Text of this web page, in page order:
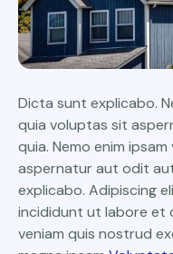
Dicta sunt explicabo.
quia voluptas sit
quia. Nemo enim
aspernatur aut odit
explicabo. Adipiscing
incididunt ut labore et
veniam quis nostrud